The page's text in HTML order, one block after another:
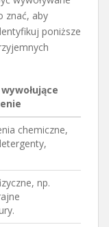
znać, aby
poniższe
chemiczne,
np.